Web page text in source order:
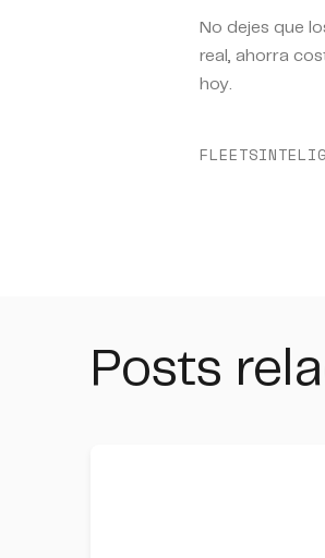
No dejes que
real, ahorra
hoy.
FLEETS
Posts